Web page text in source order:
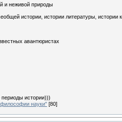
и неживой природы
истории, истории литературы, истории
авантюристах
истории)))
науки" [80]